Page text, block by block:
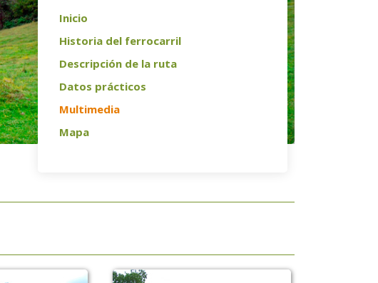
Inicio
Historia del ferrocarril
Descripción de la ruta
Datos prácticos
Multimedia
Mapa